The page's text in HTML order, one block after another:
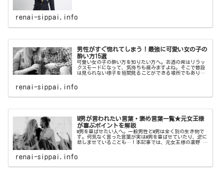
renai-sippai.info
男性がすぐ惚れてしまう！最強に可愛い女の子の
酔い方15選
可愛い女の子の酔い方を知りたい方へ。お酒の席はリラッ
クスモードになって、気持ちも緩みますよね。そこで普段
は見られない様子を垣間見ることができる場所でもありま
renai-sippai.info
M男が言われたい言葉・褒め言葉一覧★元女王様
が喜ぶポイントを解説
M男を喜ばせたい人へ。一般男性とM男は全く別の生き物で
す。何気なく言った言葉が実はM男を喜ばせていたり、逆に
悲しませていることも…！本記事では、元女王様の凛野 祈
renai-sippai.info